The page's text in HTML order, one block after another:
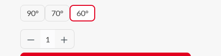
90° 70° 60°
Produkt Anzahl: Gib den gewünschten